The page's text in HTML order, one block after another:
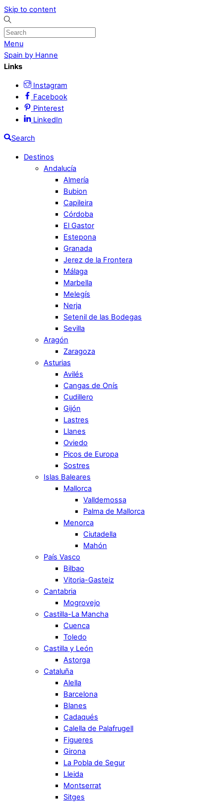
Skip to content
Menu
Spain by Hanne
Links
Instagram
Facebook
Pinterest
LinkedIn
Search
Destinos
Andalucía
Almería
Bubion
Capileira
Córdoba
El Gastor
Estepona
Granada
Jerez de la Frontera
Málaga
Marbella
Melegís
Nerja
Setenil de las Bodegas
Sevilla
Aragón
Zaragoza
Asturias
Avilés
Cangas de Onís
Cudillero
Gijón
Lastres
Llanes
Oviedo
Picos de Europa
Sostres
Islas Baleares
Mallorca
Valldemossa
Palma de Mallorca
Menorca
Ciutadella
Mahón
País Vasco
Bilbao
Vitoria-Gasteiz
Cantabria
Mogrovejo
Castilla-La Mancha
Cuenca
Toledo
Castilla y León
Astorga
Cataluña
Alella
Barcelona
Blanes
Cadaqués
Calella de Palafrugell
Figueres
Girona
La Pobla de Segur
Lleida
Montserrat
Sitges